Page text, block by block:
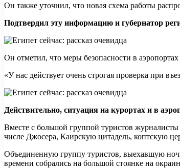
Он также уточнил, что новая схема работы
Подтвердил эту информацию и губернатор
Он отметил, что меры безопасности в
«У нас действует очень строгая проверка при
Действительно, ситуация на курортах и в
Вместе с большой группой туристов
числе Джосера, Каирскую цитадель, коптскую
Объединенную группу туристов, выехавшую
времени собрались на большой стоянке на